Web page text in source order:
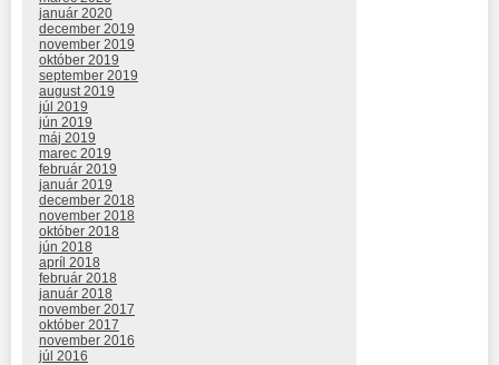
január 2020
december 2019
november 2019
október 2019
september 2019
august 2019
júl 2019
jún 2019
máj 2019
marec 2019
február 2019
január 2019
december 2018
november 2018
október 2018
jún 2018
apríl 2018
február 2018
január 2018
november 2017
október 2017
november 2016
júl 2016